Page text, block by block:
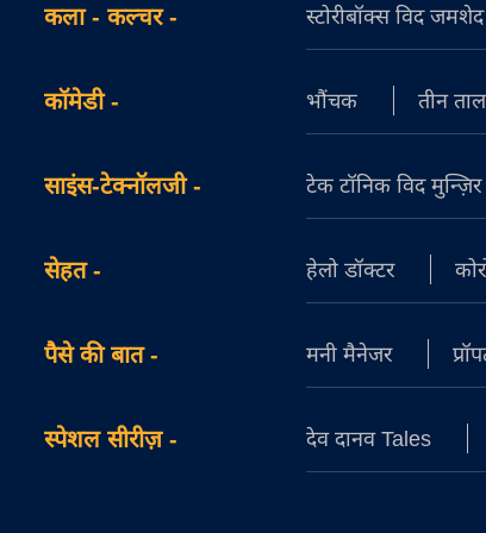
कला - कल्चर- स्टोरीबॉक्स विद
कॉमेडी- भौंचक तीन ताल
साइंस-टेक्नॉलजी- टेक टॉनिक विद मुन्ज़िर
सेहत- हेलो डॉक्टर
पैसे की बात- मनी मैनेजर
स्पेशल सीरीज़- देव दानव Tales